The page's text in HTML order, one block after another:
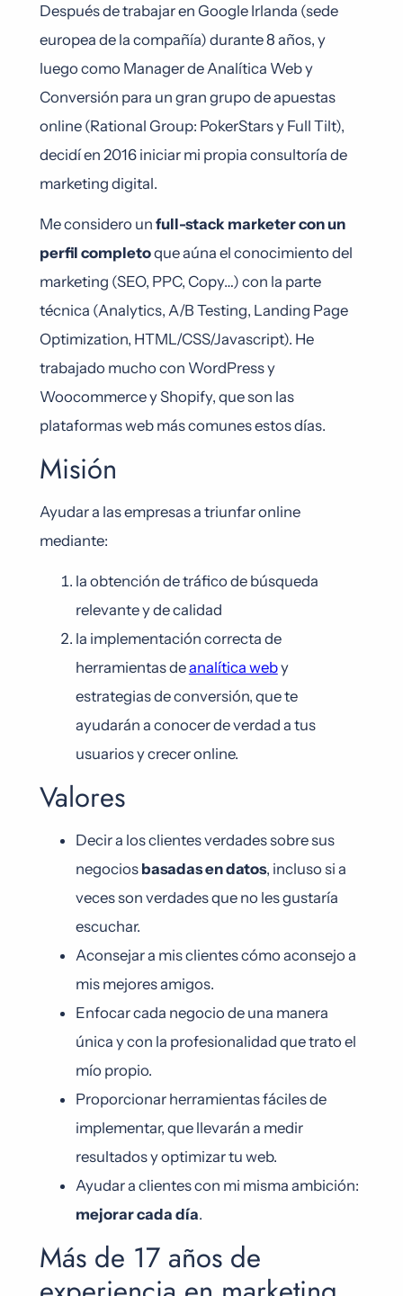
Después de trabajar en Google Irlanda (sede
europea de la compañía) durante 8 años, y
luego como Manager de Analítica Web y
Conversión para un gran grupo de apuestas
online (Rational Group: PokerStars y Full Tilt),
decidí en 2016 iniciar mi propia consultoría de
marketing digital.
Me considero un full-stack marketer con un
perfil completoque aúna el conocimiento del
marketing (SEO, PPC, Copy…) con la parte
técnica (Analytics, A/B Testing, Landing Page
Optimization, HTML/CSS/Javascript). He
trabajado mucho con WordPress y
Woocommerce y Shopify, que son las
plataformas web más comunes estos días.
Misión
Ayudar a las empresas a triunfar online
mediante:
la obtención de tráfico de búsqueda
relevante y de calidad
la implementación correcta de
herramientas deanalítica weby
estrategias de conversión, que te
ayudarán a conocer de verdad a tus
usuarios y crecer online.
Valores
Decir a los clientes verdades sobre sus
negocios basadas en datos, incluso si a
veces son verdades que no les gustaría
escuchar.
Aconsejar a mis clientes cómo aconsejo a
mis mejores amigos.
Enfocar cada negocio de una manera
única y con la profesionalidad que trato el
mío propio.
Proporcionar herramientas fáciles de
implementar, que llevarán a medir
resultados y optimizar tu web.
Ayudar a clientes con mi misma ambición:
mejorar cada día.
Más de 17 años de